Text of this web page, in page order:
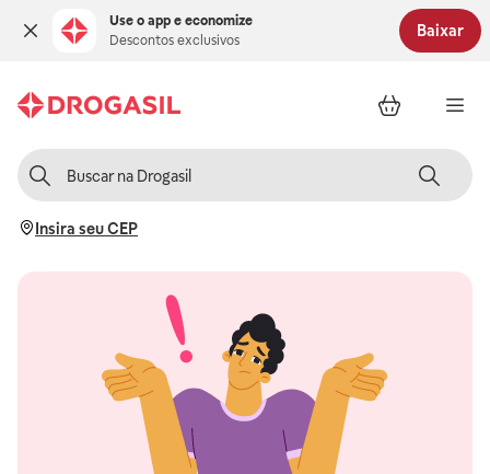
Use o app e economize
Descontos exclusivos
Baixar
Insira seu CEP